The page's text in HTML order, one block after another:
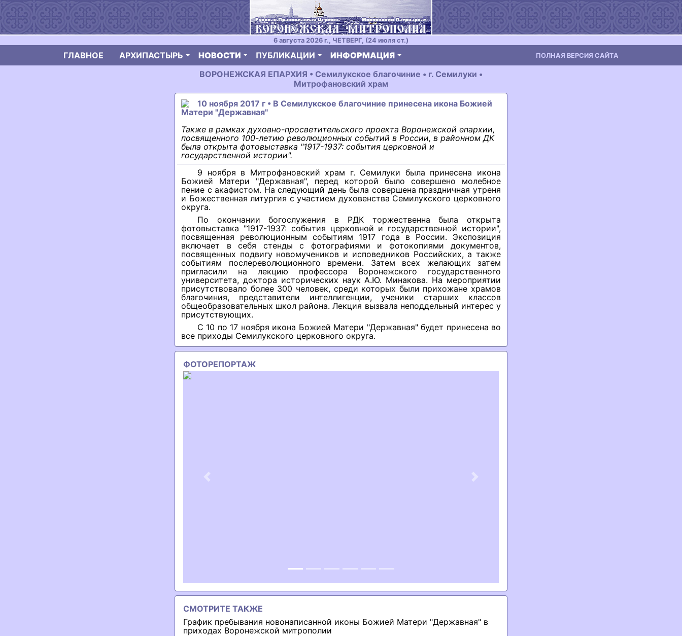
6 августа 2026 г., ЧЕТВЕРГ, (24 июля ст.)
ГЛАВНОЕ АРХИПАСТЫРЬ НОВОСТИ ПУБЛИКАЦИИ ИНФОРМАЦИЯ ПОЛНАЯ ВЕРСИЯ САЙТА
ВОРОНЕЖСКАЯ ЕПАРХИЯ • Семилукское благочиние • г. Семилуки •
Митрофановский храм
10 ноября 2017 г • В Семилукское благочиние принесена икона Божией
Матери "Державная"
Также в рамках духовно-просветительского проекта Воронежской епархии,
посвященного 100-летию революционных событий в России, в районном ДК
была открыта фотовыставка "1917-1937: события церковной и
государственной истории".
9 ноября в Митрофановский храм г. Семилуки была принесена икона
Божией Матери "Державная", перед которой было совершено молебное
пение с акафистом. На следующий день была совершена праздничная утреня
и Божественная литургия с участием духовенства Семилукского церковного
округа.
По окончании богослужения в РДК торжественна была открыта
фотовыставка "1917-1937: события церковной и государственной истории",
посвященная революционным событиям 1917 года в России. Экспозиция
включает в себя стенды с фотографиями и фотокопиями документов,
посвященных подвигу новомучеников и исповедников Российских, а также
событиям послереволюционного времени. Затем всех желающих затем
пригласили на лекцию профессора Воронежского государственного
университета, доктора исторических наук А.Ю. Минакова. На мероприятии
присутствовало более 300 человек, среди которых были прихожане храмов
благочиния, представители интеллигенции, ученики старших классов
общеобразовательных школ района. Лекция вызвала неподдельный интерес у
присутствующих.
С 10 по 17 ноября икона Божией Матери "Державная" будет принесена во
все приходы Семилукского церковного округа.
ФОТОРЕПОРТАЖ
Previous Next
СМОТРИТЕ ТАКЖЕ
График пребывания новонаписанной иконы Божией Матери "Державная" в
приходах Воронежской митрополии